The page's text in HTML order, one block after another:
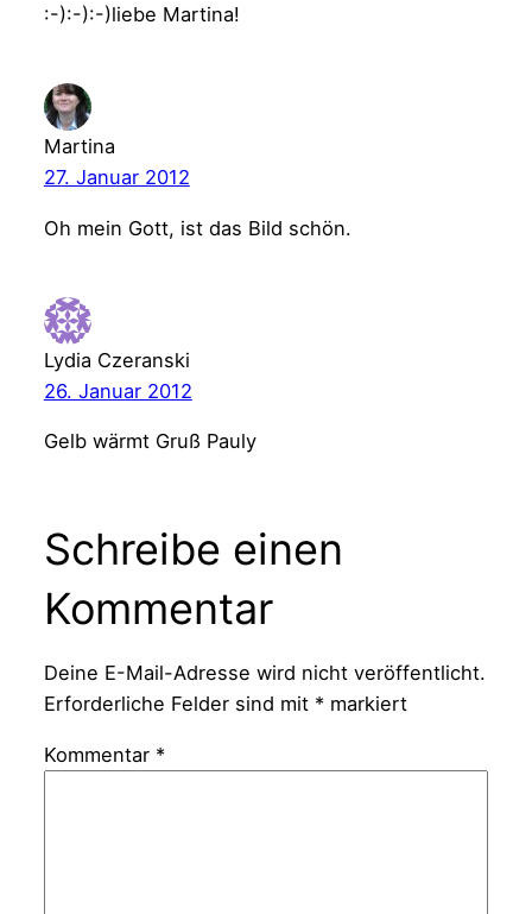
:-):-):-)liebe Martina!
Martina
27. Januar 2012
Oh mein Gott, ist das Bild schön.
Lydia Czeranski
26. Januar 2012
Gelb wärmt Gruß Pauly
Schreibe einen
Kommentar
Deine E-Mail-Adresse wird nicht veröffentlicht.
Erforderliche Felder sind mit *markiert
Kommentar *